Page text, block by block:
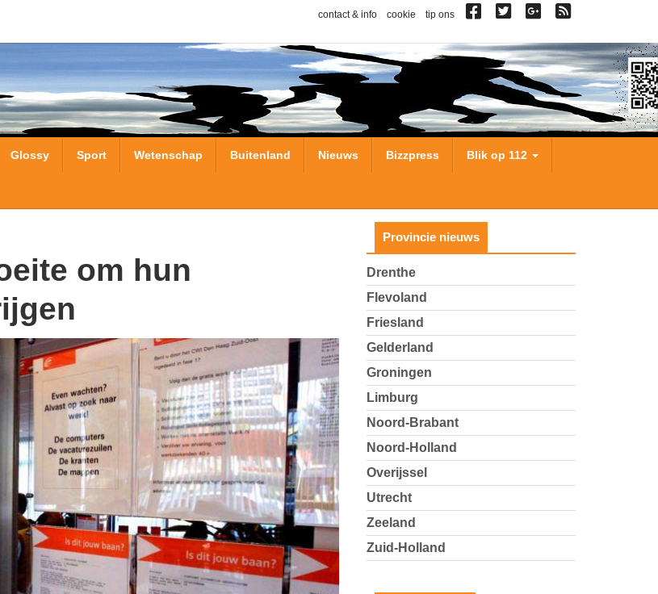
contact & info cookie tip ons
Glossy Sport Wetenschap Buitenland Nieuws Bizzpress Blik op 112
Provincie nieuws
Drenthe
Flevoland
Friesland
Gelderland
Groningen
Limburg
Noord-Brabant
Noord-Holland
Overijssel
Utrecht
Zeeland
Zuid-Holland